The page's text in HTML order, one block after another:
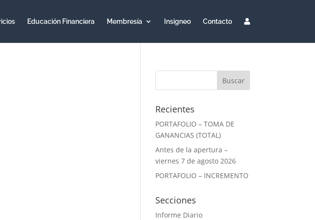
Educación Financiera Membresía Insigneo Contacto
Recientes
PORTAFOLIO – TOMA DE
GANANCIAS (TOTAL)
Antes de la apertura –
viernes 7 de agosto 2026
PORTAFOLIO – INCREMENTO
Secciones
Informe Diario